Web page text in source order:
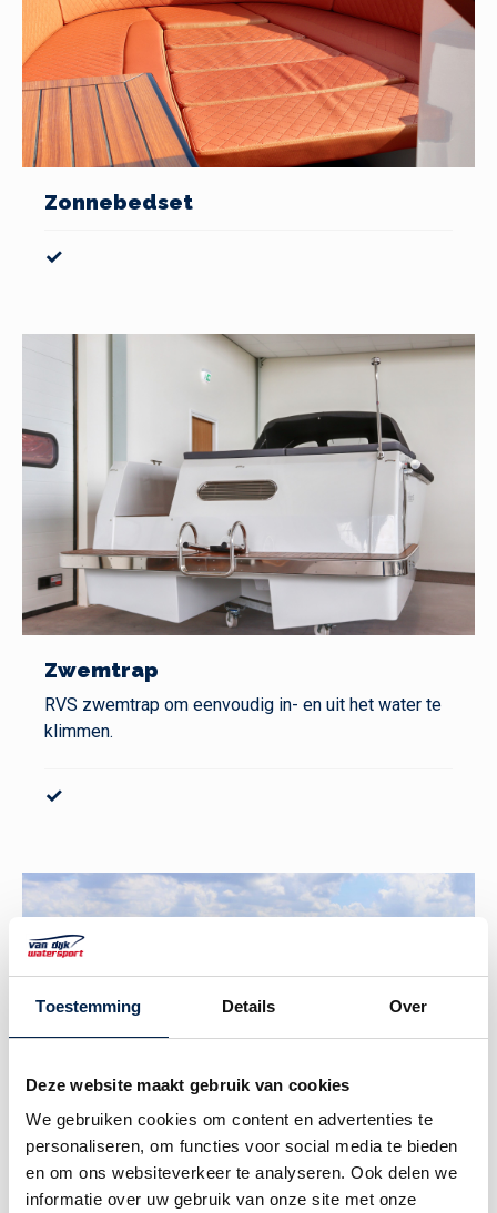
Toestemming Details Over
Deze website maakt gebruik van cookies
We gebruiken cookies om content en advertenties te
personaliseren, om functies voor social media te bieden
en om ons websiteverkeer te analyseren. Ook delen we
informatie over uw gebruik van onze site met onze
Zonnebedset
✓
Zwemtrap
RVS zwemtrap om eenvoudig in- en uit het water te
klimmen.
✓
Honda 60 pk
Voorzien van een krachtige Honda 60 pk.
Betrouwbaar, stil en zuinig. Elektrisch gestart incl.